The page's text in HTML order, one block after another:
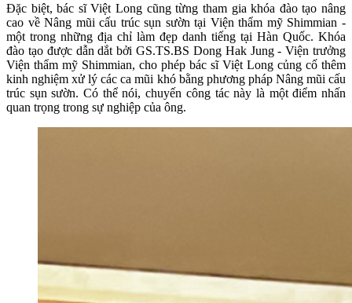
Đặc biệt, bác sĩ Việt Long cũng từng tham gia khóa đào tạo nâng
cao về Nâng mũi cấu trúc sụn sườn tại Viện thẩm mỹ Shimmian -
một trong những địa chỉ làm đẹp danh tiếng tại Hàn Quốc. Khóa
đào tạo được dẫn dắt bởi GS.TS.BS Dong Hak Jung - Viện trưởng
Viện thẩm mỹ Shimmian, cho phép bác sĩ Việt Long củng cố thêm
kinh nghiệm xử lý các ca mũi khó bằng phương pháp Nâng mũi cấu
trúc sụn sườn. Có thể nói, chuyến công tác này là một điểm nhấn
quan trọng trong sự nghiệp của ông.